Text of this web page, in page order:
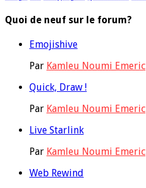
Quoi de neuf sur le forum?
Emojishive
Par Kamleu Noumi Emeric
Quick, Draw !
Par Kamleu Noumi Emeric
Live Starlink
Par Kamleu Noumi Emeric
Web Rewind